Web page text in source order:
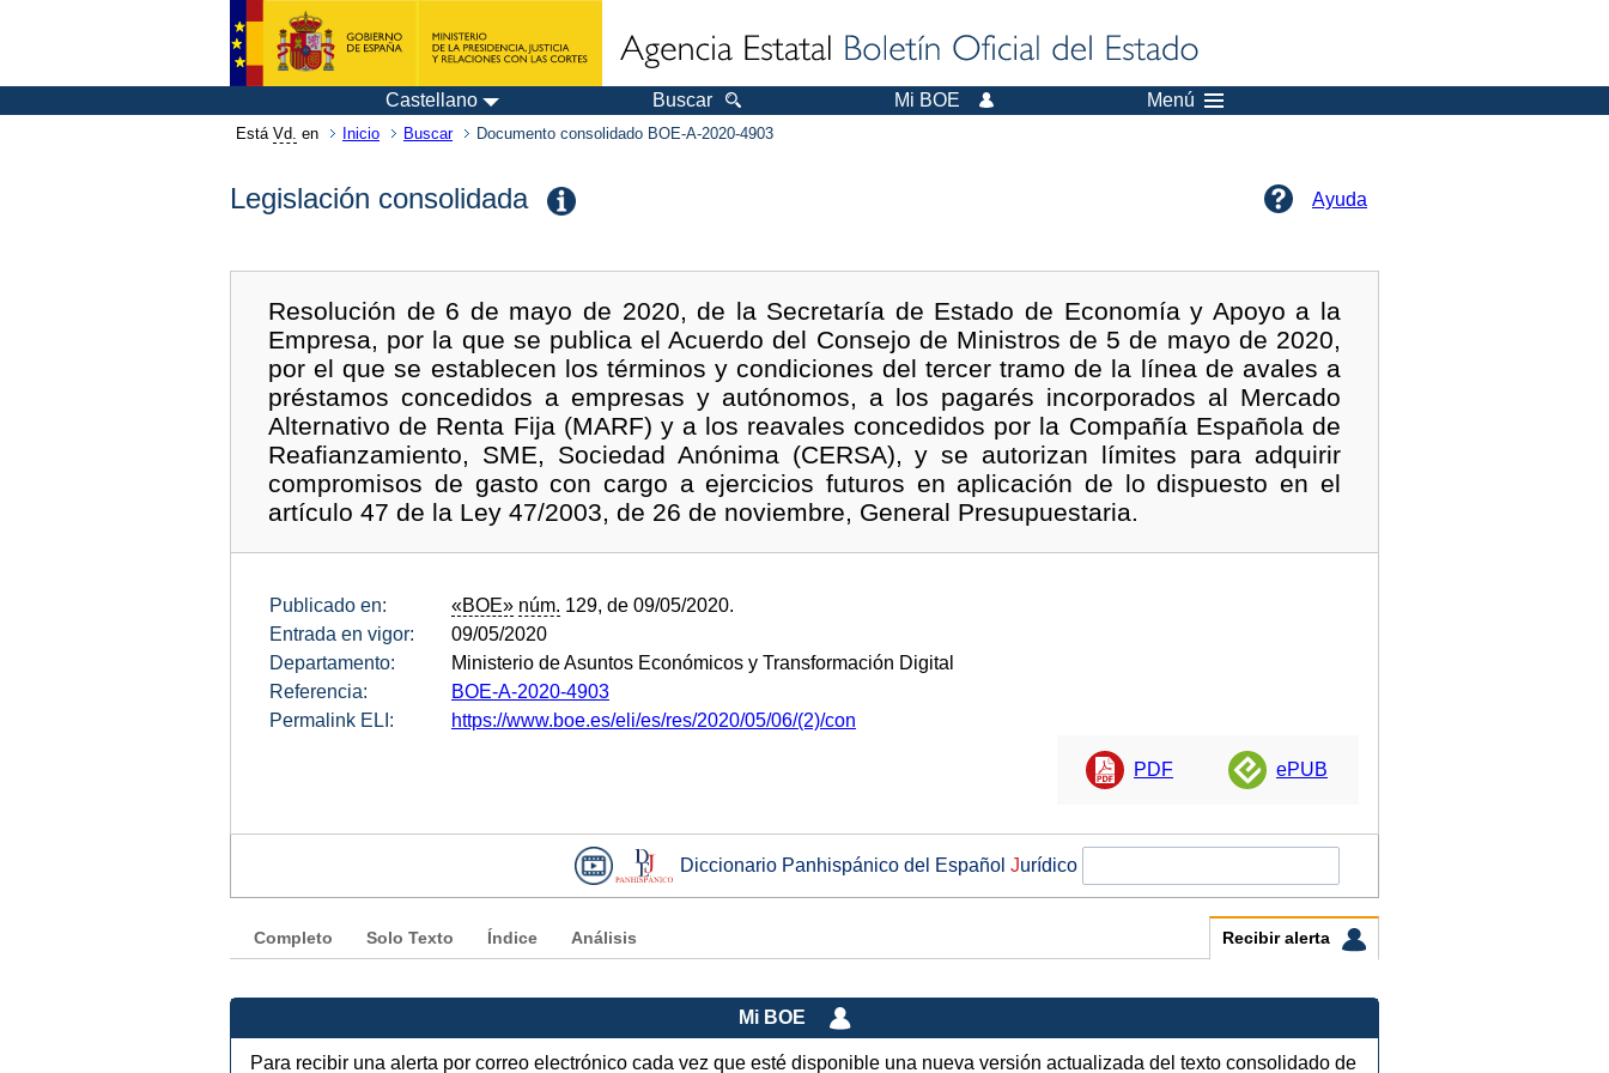
Castellano Buscar Mi BOE Menú
Está Vd. en Inicio Buscar Documento consolidado BOE-A-2020-4903
Legislación consolidada Ayuda
Resolución de 6 de mayo de 2020, de la Secretaría de Estado de Economía y Apoyo a la
Empresa, por la que se publica el Acuerdo del Consejo de Ministros de 5 de mayo de 2020,
por el que se establecen los términos y condiciones del tercer tramo de la línea de avales a
préstamos concedidos a empresas y autónomos, a los pagarés incorporados al Mercado
Alternativo de Renta Fija (MARF) y a los reavales concedidos por la Compañía Española de
Reafianzamiento, SME, Sociedad Anónima (CERSA), y se autorizan límites para adquirir
compromisos de gasto con cargo a ejercicios futuros en aplicación de lo dispuesto en el
artículo 47 de la Ley 47/2003, de 26 de noviembre, General Presupuestaria.
Publicado en: «BOE» núm. 129, de 09/05/2020.
Entrada en vigor:
09/05/2020
Departamento:
Ministerio de Asuntos Económicos y Transformación Digital
Referencia:
BOE-A-2020-4903
Permalink ELI:
https://www.boe.es/eli/es/res/2020/05/06/(2)/con
PDF ePUB
Diccionario Panhispánico del Español Jurídico
Completo Solo Texto Índice Análisis Recibir alerta
Mi BOE
Para recibir una alerta por correo electrónico cada vez que esté disponible una nueva versión actualizada del texto consolidado de